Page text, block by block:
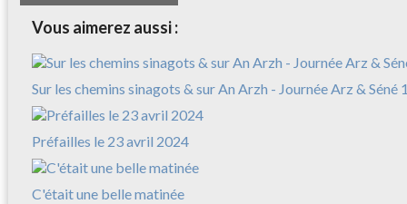
Vous aimerez aussi :
Sur les chemins sinagots & sur An Arzh - Journée Arz & Séné
Préfailles le 23 avril 2024
C'était une belle matinée